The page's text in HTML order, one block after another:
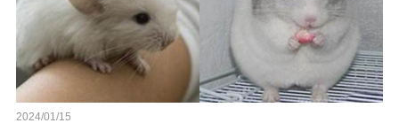
2024/01/15